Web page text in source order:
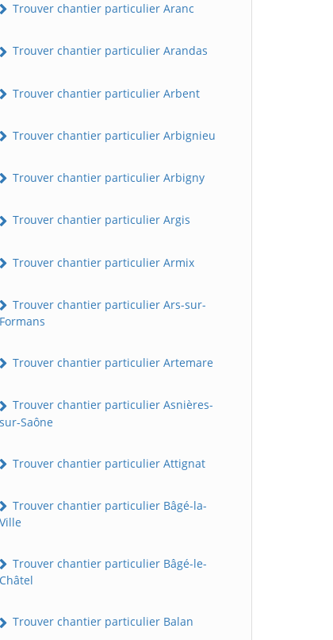
Trouver chantier particulier Aranc
Trouver chantier particulier Arandas
Trouver chantier particulier Arbent
Trouver chantier particulier Arbignieu
Trouver chantier particulier Arbigny
Trouver chantier particulier Argis
Trouver chantier particulier Armix
Trouver chantier particulier Ars-sur-
Formans
Trouver chantier particulier Artemare
Trouver chantier particulier Asnières-
sur-Saône
Trouver chantier particulier Attignat
Trouver chantier particulier Bâgé-la-
Ville
Trouver chantier particulier Bâgé-le-
Châtel
Trouver chantier particulier Balan